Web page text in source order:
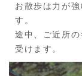
お散歩は力が
す。
途中、ご近所
受けます。